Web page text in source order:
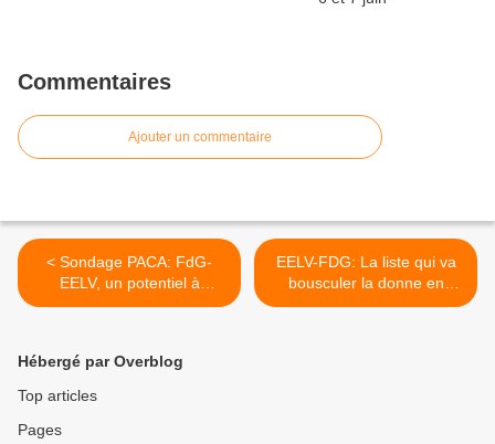
Commentaires
Ajouter un commentaire
< Sondage PACA: FdG-
EELV, un potentiel à
mobiliser
EELV-FDG: La liste qui va
bousculer la donne en
PACA! >
Hébergé par Overblog
Top articles
Pages